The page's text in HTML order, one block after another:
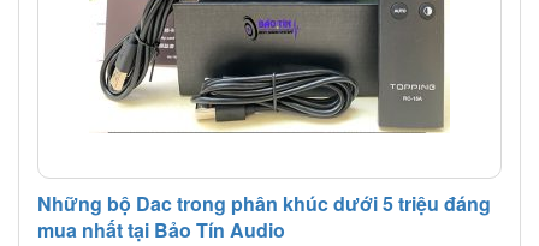
Những bộ Dac trong phân khúc dưới 5 triệu đáng
mua nhất tại Bảo Tín Audio